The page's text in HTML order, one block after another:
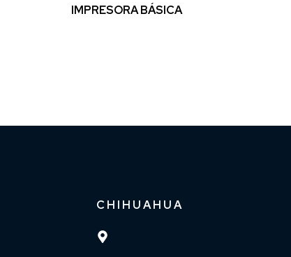
IMPRESORA BÁSICA
CHIHUAHUA